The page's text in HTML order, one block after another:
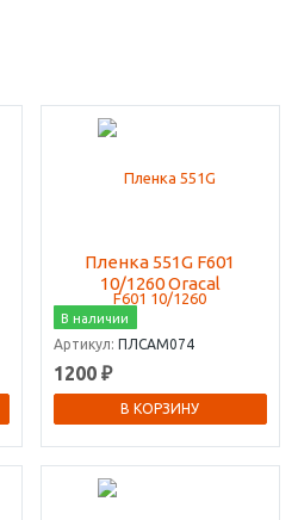
Пленка 551G F601
10/1260 Oracal
В наличии
Артикул: ПЛСАМ074
1200 ₽
В КОРЗИНУ